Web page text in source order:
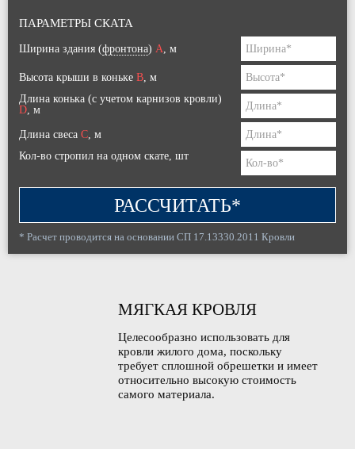
ПАРАМЕТРЫ СКАТА
Ширина здания (фронтона) A, м
Высота крыши в коньке B, м
Длина конька (с учетом карнизов кровли)
D, м
Длина свеса C, м
Кол-во стропил на одном скате, шт
РАССЧИТАТЬ*
* Расчет проводится на основании СП 17.13330.2011 Кровли
МЯГКАЯ КРОВЛЯ
Целесообразно использовать для
кровли жилого дома, поскольку
требует сплошной обрешетки и имеет
относительно высокую стоимость
самого материала.